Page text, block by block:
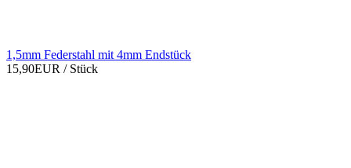
1,5mm Federstahl mit 4mm Endstück
15,90EUR / Stück